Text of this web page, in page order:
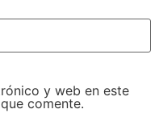
y web en este
comente.